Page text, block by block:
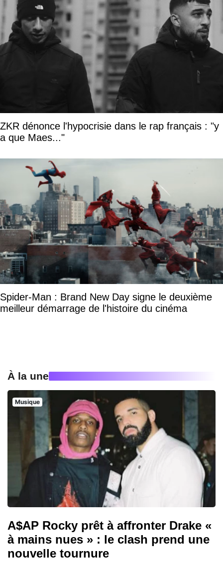
ZKR dénonce l'hypocrisie dans le rap français : "y
a que Maes..."
Spider-Man : Brand New Day signe le deuxième
meilleur démarrage de l'histoire du cinéma
À la une
Musique
A$AP Rocky prêt à affronter Drake «
à mains nues » : le clash prend une
nouvelle tournure